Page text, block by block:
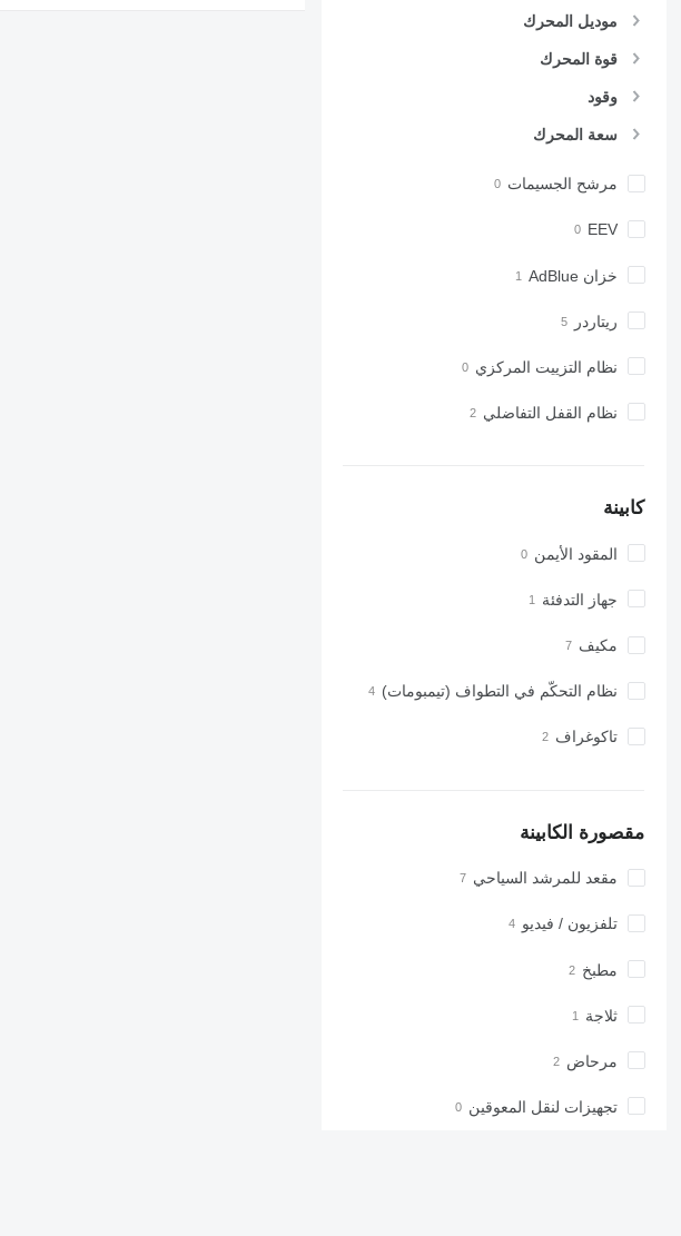
موديل المحرك
قوة المحرك
وقود
سعة المحرك
مرشح الجسيمات
EEV
خزان AdBlue
ريتاردر
نظام التزييت المركزي
نظام القفل التفاضلي
كابينة
المقود الأيمن
جهاز التدفئة
مكيف
نظام التحكّم في التطواف (تيمبومات)
تاكوغراف
مقصورة الكابينة
مقعد للمرشد السياحي
تلفزيون / فيديو
مطبخ
ثلاجة
مرحاض
تجهيزات لنقل المعوقين